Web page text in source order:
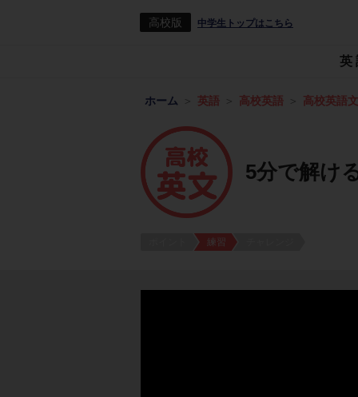
高校版 中学生トップはこちら
英
ホーム 英語 高校英語 高校英語
5分で解け
練習